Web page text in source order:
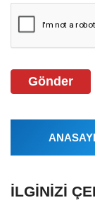
Gönder
İLGINIZI